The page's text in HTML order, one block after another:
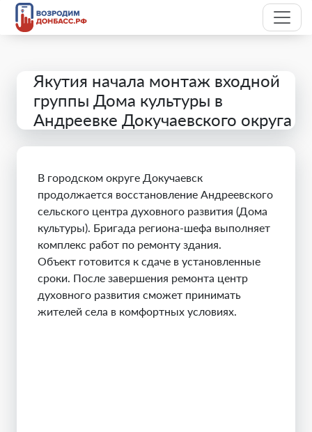
Якутия начала монтаж входной
группы Дома культуры в
Андреевке Докучаевского округа
В городском округе Докучаевск
продолжается восстановление Андреевского
сельского центра духовного развития (Дома
культуры). Бригада региона-шефа выполняет
комплекс работ по ремонту здания.
Объект готовится к сдаче в установленные
сроки. После завершения ремонта центр
духовного развития сможет принимать
жителей села в комфортных условиях.